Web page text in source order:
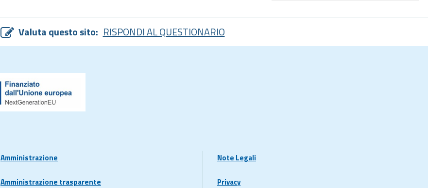
Valuta questo sito: RISPONDI AL QUESTIONARIO
Amministrazione
Amministrazione trasparente
Note Legali
Privacy